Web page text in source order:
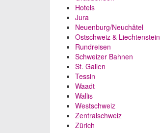
Hotels
Jura
Neuenburg/Neuchâtel
Ostschweiz & Liechtenstein
Rundreisen
Schweizer Bahnen
St. Gallen
Tessin
Waadt
Wallis
Westschweiz
Zentralschweiz
Zürich